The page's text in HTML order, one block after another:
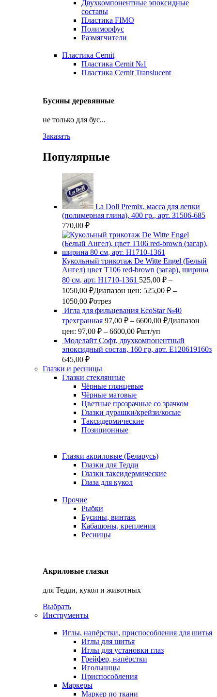
Двухкомпонентные эпоксидные
составы
Пластика FIMO
Полиморфус
Размягчители
Пластика Cernit
Пластика Cernit №1
Пластика Cernit Translucent
Бусины деревянные
не только для бус...
Заказать
Популярные
La Doll Premix, масса для лепки
(полимерная глина), 400 гр., арт. З1506-685
770,00 ₽
Кукольный трикотаж De Witte Engel (Белый
Ангел) цвет Т106 red-brown (загар), ширина
80 см, арт. Н1710-1361 525,00 ₽ –
1050,00 ₽Диапазон цен: 525,00 ₽ –
1050,00 ₽отрез
Игла для фильцевания EcoStar №40
трехгранная 97,00 ₽ – 6600,00 ₽Диапазон
цен: 97,00 ₽ – 6600,00 ₽шт/уп
Моделайт Софт, двухкомпонентный
эпоксидный состав, 160 гр, арт. Е120619160з
645,00 ₽
Глазки и ресницы
Глазки стеклянные
Чёрные глянцевые
Чёрные матовые
Цветные прозрачные со зрачком
Глазки дурашки/крейзи/косые
Таксидермические
Позиционные
Глазки акриловые (Беларусь)
Глазки для Тедди
Глазки таксидермические
Глаза для кукол
Прочие
Рыбки
Бусины, винтаж
Кабашоны, крепления
Ресницы
Акриловые глазки
для Тедди, кукол и животных
Выбрать
Инструменты
Иглы, напёрстки, приспособления для шитья
Иглы для шитья
Иглы для установки глаз
Грейфер, напёрстки
Игольницы
Приспособления
Маркеры
Маркер по ткани